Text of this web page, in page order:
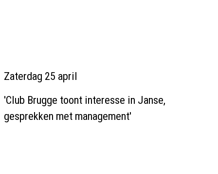
Zaterdag 25 april
'Club Brugge toont interesse in Janse,
gesprekken met management'